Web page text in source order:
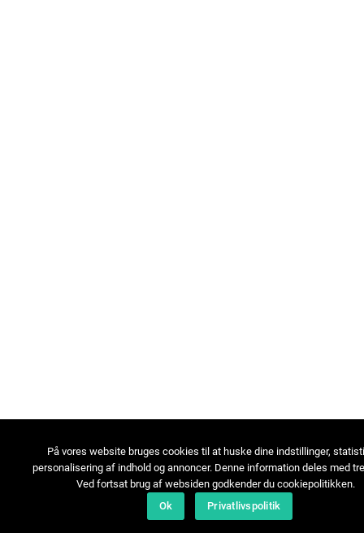
På vores website bruges cookies til at huske dine indstillinger,
personalisering af indhold og annoncer. Denne information deles med
Ved fortsat brug af websiden godkender du cookiepolitikken.
Ok
Privatlivspolitik